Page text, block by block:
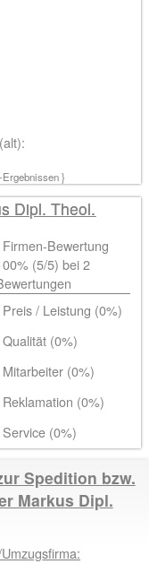
}
Dipl. Theol.
Firmen-Bewertung
(5/5) bei2
Preis / Leistung (0%)
Qualität (0%)
Mitarbeiter (0%)
Reklamation (0%)
Service (0%)
Spedition bzw.
Markus Dipl.